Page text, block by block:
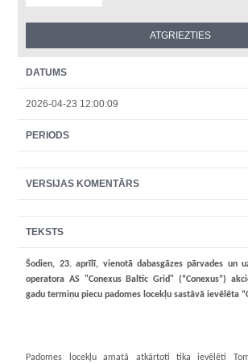
DATUMS
2026-04-23 12:00:09
PERIODS
VERSIJAS KOMENTĀRS
TEKSTS
Šodien, 23. aprīlī, vienotā dabasgāzes pārvades un
operatora AS "Conexus Baltic Grid" (“Conexus”)
gadu termiņu piecu padomes locekļu sastāvā ievēlēta
Padomes locekļu amatā atkārtoti tika ievēlēti